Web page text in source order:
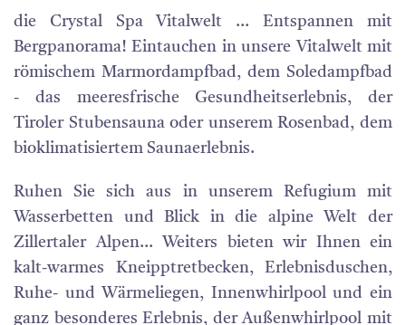
die Crystal Spa Vitalwelt ... Entspannen mit
Bergpanorama! Eintauchen in unsere Vitalwelt mit
römischem Marmordampfbad, dem Soledampfbad
- das meeresfrische Gesundheitserlebnis, der
Tiroler Stubensauna oder unserem Rosenbad, dem
bioklimatisiertem Saunaerlebnis.
Ruhen Sie sich aus in unserem Refugium mit
Wasserbetten und Blick in die alpine Welt der
Zillertaler Alpen... Weiters bieten wir Ihnen ein
kalt-warmes Kneipptretbecken, Erlebnisduschen,
Ruhe- und Wärmeliegen, Innenwhirlpool und ein
ganz besonderes Erlebnis, der Außenwhirlpool mit